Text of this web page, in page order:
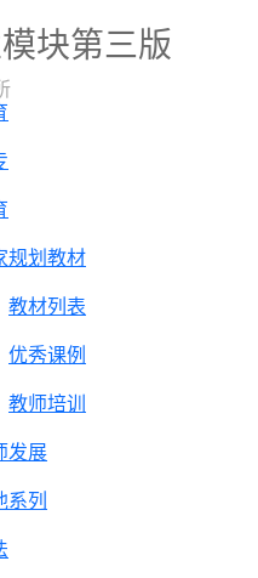
规划教材
教材列表
优秀课例
教师培训
发展
系列
块第三版